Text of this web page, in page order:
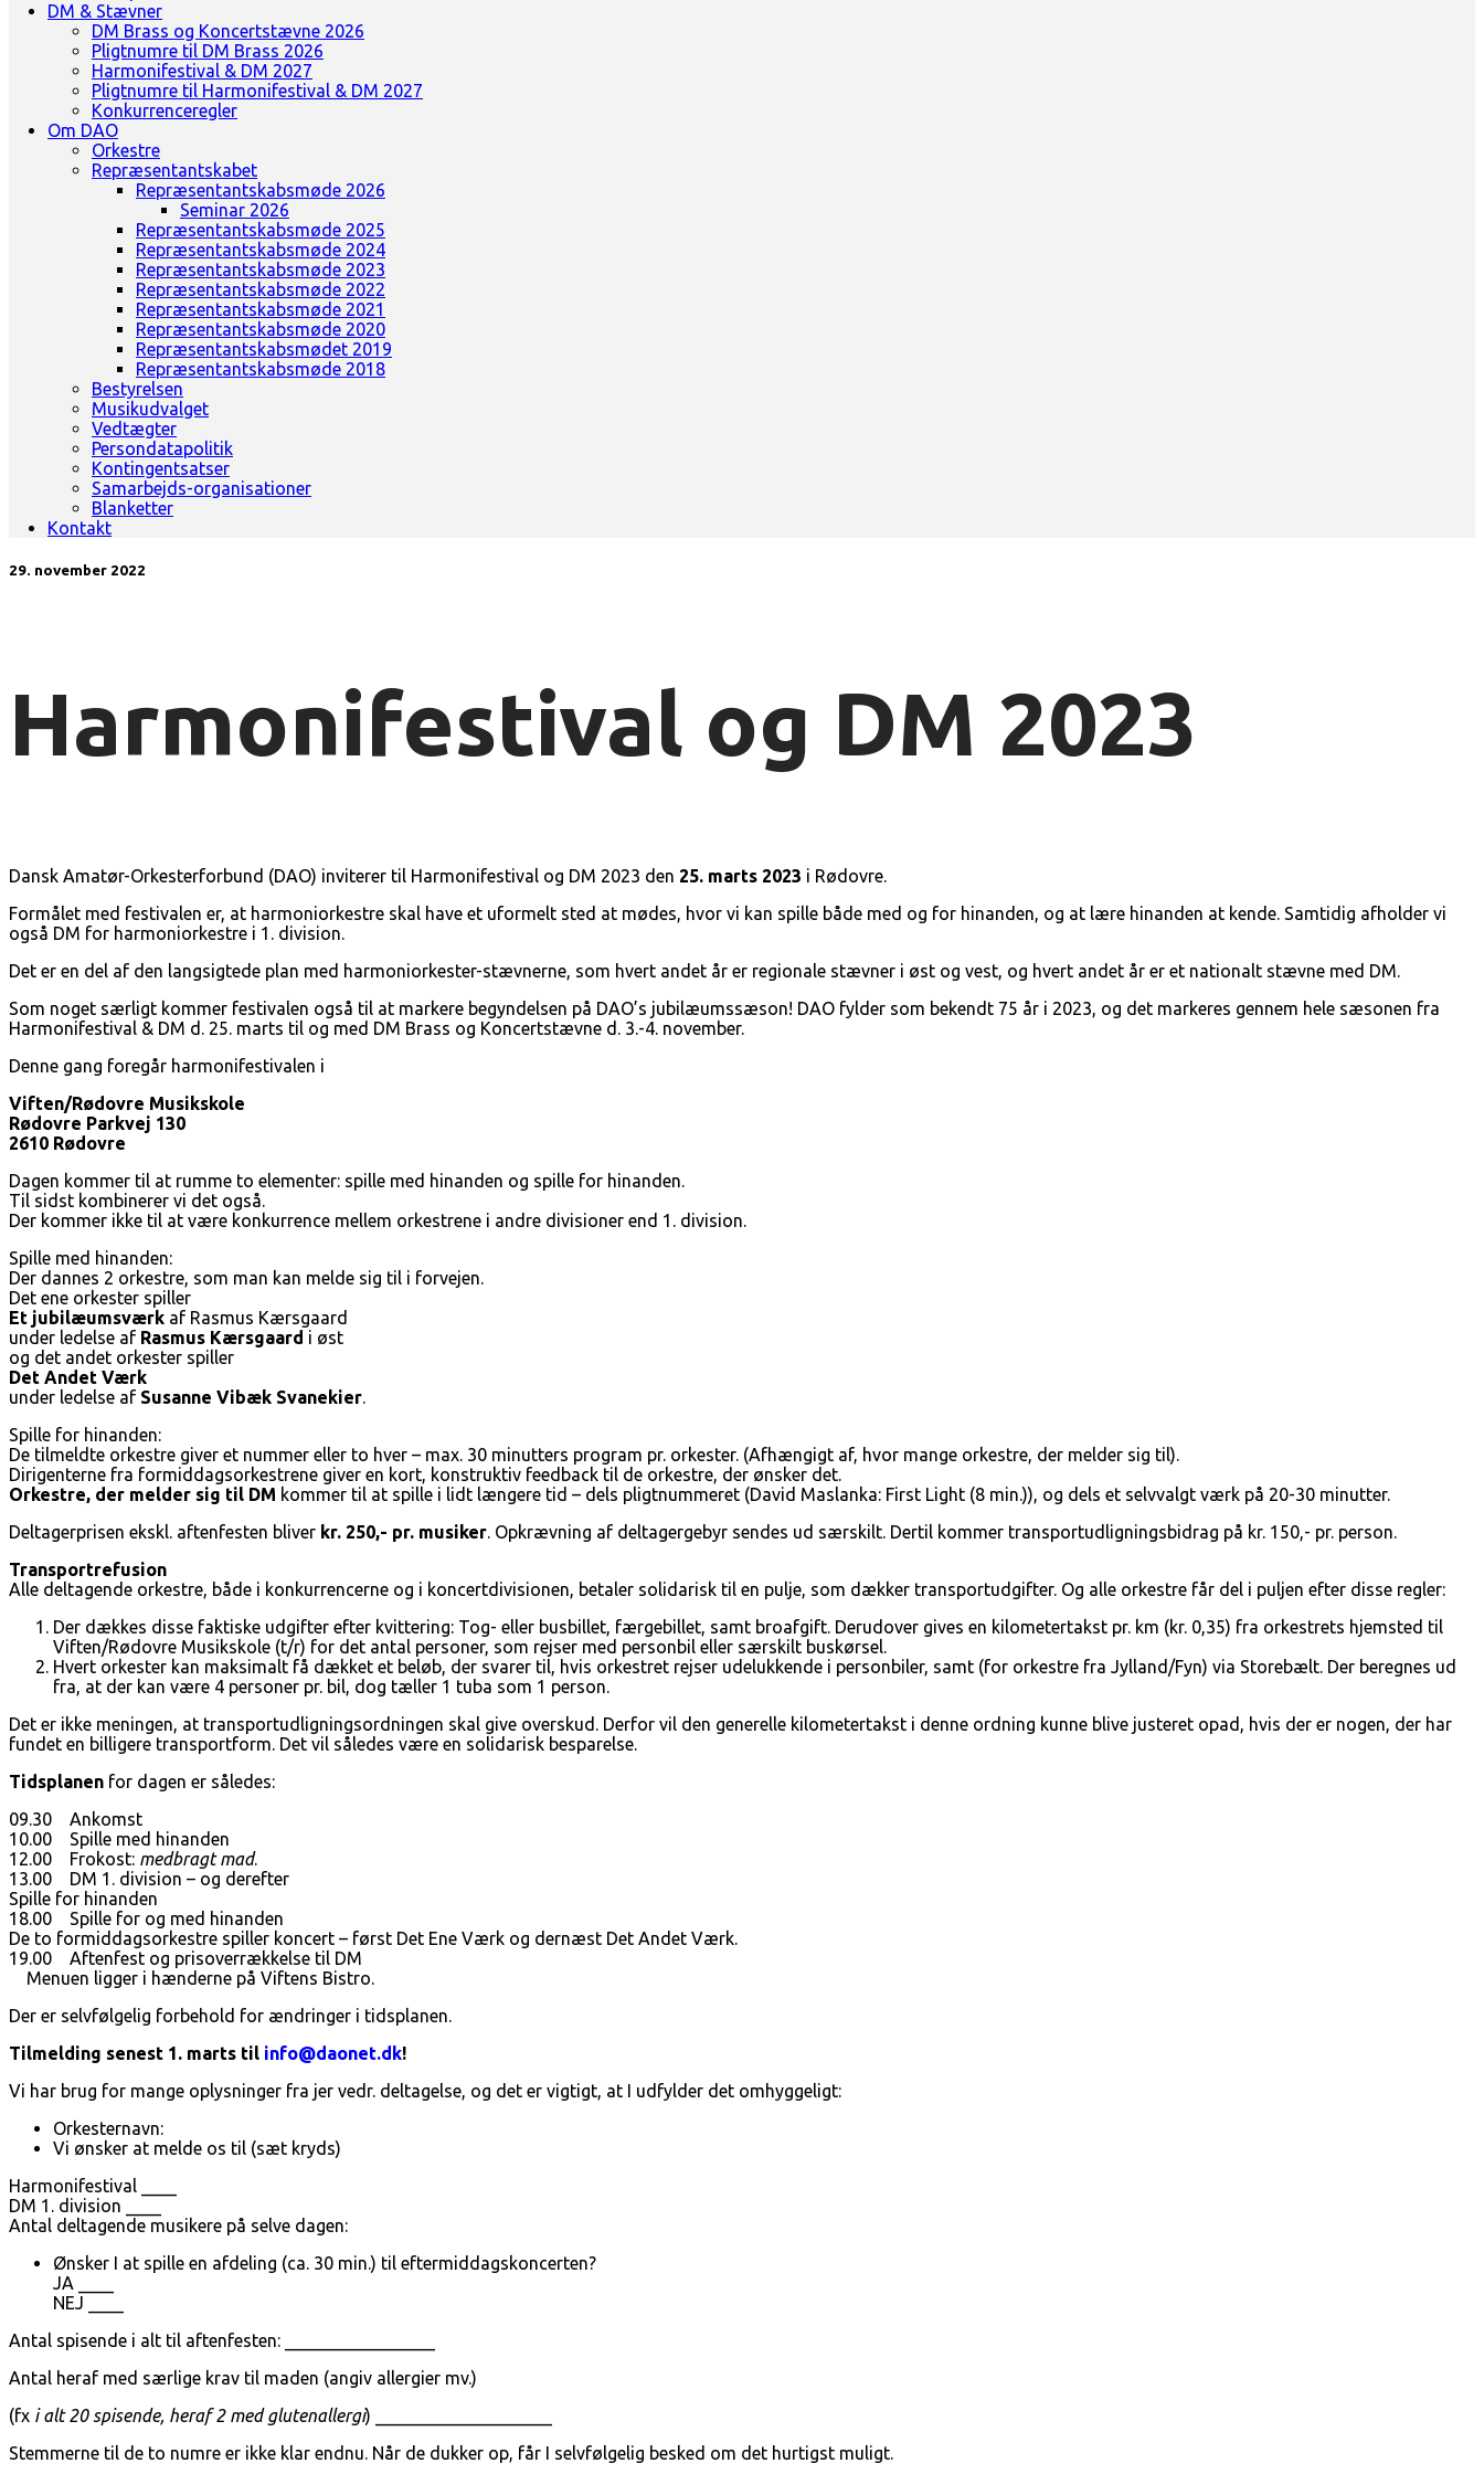
DM & Stævner
DM Brass og Koncertstævne 2026
Pligtnumre til DM Brass 2026
Harmonifestival & DM 2027
Pligtnumre til Harmonifestival & DM 2027
Konkurrenceregler
Om DAO
Orkestre
Repræsentantskabet
Repræsentantskabsmøde 2026
Seminar 2026
Repræsentantskabsmøde 2025
Repræsentantskabsmøde 2024
Repræsentantskabsmøde 2023
Repræsentantskabsmøde 2022
Repræsentantskabsmøde 2021
Repræsentantskabsmøde 2020
Repræsentantskabsmødet 2019
Repræsentantskabsmøde 2018
Bestyrelsen
Musikudvalget
Vedtægter
Persondatapolitik
Kontingentsatser
Samarbejds-organisationer
Blanketter
Kontakt
29. november 2022
Harmonifestival og DM 2023
Dansk Amatør-Orkesterforbund (DAO) inviterer til Harmonifestival og DM 2023 den 25. marts 2023 i Rødovre.
Formålet med festivalen er, at harmoniorkestre skal have et uformelt sted at mødes, hvor vi kan spille både med og for hinanden, og at lære hinanden at kende. Samtidig afholder vi
også DM for harmoniorkestre i 1. division.
Det er en del af den langsigtede plan med harmoniorkester-stævnerne, som hvert andet år er regionale stævner i øst og vest, og hvert andet år er et nationalt stævne med DM.
Som noget særligt kommer festivalen også til at markere begyndelsen på DAO’s jubilæumssæson! DAO fylder som bekendt 75 år i 2023, og det markeres gennem hele sæsonen fra
Harmonifestival & DM d. 25. marts til og med DM Brass og Koncertstævne d. 3.-4. november.
Denne gang foregår harmonifestivalen i
Viften/Rødovre Musikskole
Rødovre Parkvej 130
2610 Rødovre
Dagen kommer til at rumme to elementer: spille med hinanden og spille for hinanden.
Til sidst kombinerer vi det også.
Der kommer ikke til at være konkurrence mellem orkestrene i andre divisioner end 1. division.
Spille med hinanden:
Der dannes 2 orkestre, som man kan melde sig til i forvejen.
Det ene orkester spiller
Et jubilæumsværk af Rasmus Kærsgaard
under ledelse af Rasmus Kærsgaard i øst
og det andet orkester spiller
Det Andet Værk
under ledelse af Susanne Vibæk Svanekier.
Spille for hinanden:
De tilmeldte orkestre giver et nummer eller to hver – max. 30 minutters program pr. orkester. (Afhængigt af, hvor mange orkestre, der melder sig til).
Dirigenterne fra formiddagsorkestrene giver en kort, konstruktiv feedback til de orkestre, der ønsker det.
Orkestre, der melder sig til DM kommer til at spille i lidt længere tid – dels pligtnummeret (David Maslanka: First Light (8 min.)), og dels et selvvalgt værk på 20-30 minutter.
Deltagerprisen ekskl. aftenfesten bliver kr. 250,- pr. musiker. Opkrævning af deltagergebyr sendes ud særskilt. Dertil kommer transportudligningsbidrag på kr. 150,- pr. person.
Transportrefusion
Alle deltagende orkestre, både i konkurrencerne og i koncertdivisionen, betaler solidarisk til en pulje, som dækker transportudgifter. Og alle orkestre får del i puljen efter disse regler:
Der dækkes disse faktiske udgifter efter kvittering: Tog- eller busbillet, færgebillet, samt broafgift. Derudover gives en kilometertakst pr. km (kr. 0,35) fra orkestrets hjemsted til
Viften/Rødovre Musikskole (t/r) for det antal personer, som rejser med personbil eller særskilt buskørsel.
Hvert orkester kan maksimalt få dækket et beløb, der svarer til, hvis orkestret rejser udelukkende i personbiler, samt (for orkestre fra Jylland/Fyn) via Storebælt. Der beregnes ud
fra, at der kan være 4 personer pr. bil, dog tæller 1 tuba som 1 person.
Det er ikke meningen, at transportudligningsordningen skal give overskud. Derfor vil den generelle kilometertakst i denne ordning kunne blive justeret opad, hvis der er nogen, der har
fundet en billigere transportform. Det vil således være en solidarisk besparelse.
Tidsplanen for dagen er således:
09.30 Ankomst
10.00 Spille med hinanden
12.00 Frokost: medbragt mad.
13.00 DM 1. division – og derefter
Spille for hinanden
18.00 Spille for og med hinanden
De to formiddagsorkestre spiller koncert – først Det Ene Værk og dernæst Det Andet Værk.
19.00 Aftenfest og prisoverrækkelse til DM
Menuen ligger i hænderne på Viftens Bistro.
Der er selvfølgelig forbehold for ændringer i tidsplanen.
Tilmelding senest 1. marts til info@daonet.dk!
Vi har brug for mange oplysninger fra jer vedr. deltagelse, og det er vigtigt, at I udfylder det omhyggeligt:
Orkesternavn:
Vi ønsker at melde os til (sæt kryds)
Harmonifestival ____
DM 1. division ____
Antal deltagende musikere på selve dagen:
Ønsker I at spille en afdeling (ca. 30 min.) til eftermiddagskoncerten?
JA ____
NEJ ____
Antal spisende i alt til aftenfesten: _________________
Antal heraf med særlige krav til maden (angiv allergier mv.)
(fx i alt 20 spisende, heraf 2 med glutenallergi) ____________________
Stemmerne til de to numre er ikke klar endnu. Når de dukker op, får I selvfølgelig besked om det hurtigst muligt.